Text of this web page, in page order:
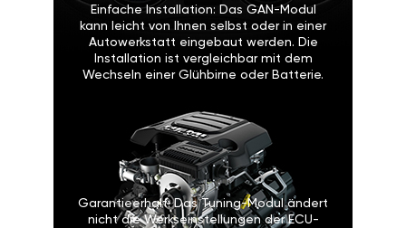
Einfache Installation: Das GAN-Modul
kann leicht von Ihnen selbst oder in einer
Autowerkstatt eingebaut werden. Die
Installation ist vergleichbar mit dem
Wechseln einer Glühbirne oder Batterie.
Garantieerhalt: Das Tuning-Modul ändert
nicht die Werkseinstellungen der ECU-